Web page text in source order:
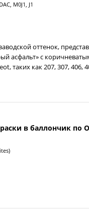
M0J1, J1
оттенок,
с коричневатым
таких как 207, 307, 406,
в баллончик по